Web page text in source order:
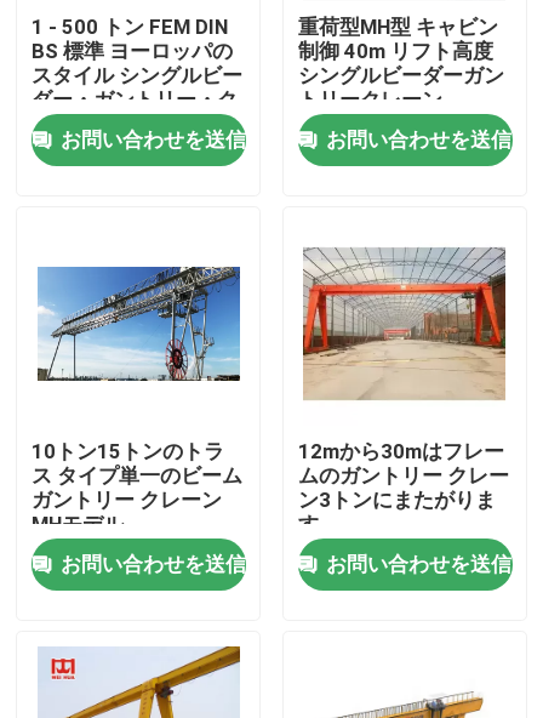
ホーム
製品
企業情報
品質管理
天井走行クレーン
二重ガードの天井クレーン
二重ガードのガントリー クレーン
1 - 500 トン FEM DIN
BS 標準 ヨーロッパの
スタイル シングルビー
ダー・ガントリー・ク
レーン
お問い合わせを送信
重荷型MH型 キャビン
制御 40m リフト高度
シングルビーダーガン
トリークレーン
お問い合わせを送信
10トン15トンのトラ
ス タイプ単一のビーム
ガントリー クレーン
MHモデル
お問い合わせを送信
12mから30mはフレー
ムのガントリー クレー
ン3トンにまたがりま
す
お問い合わせを送信